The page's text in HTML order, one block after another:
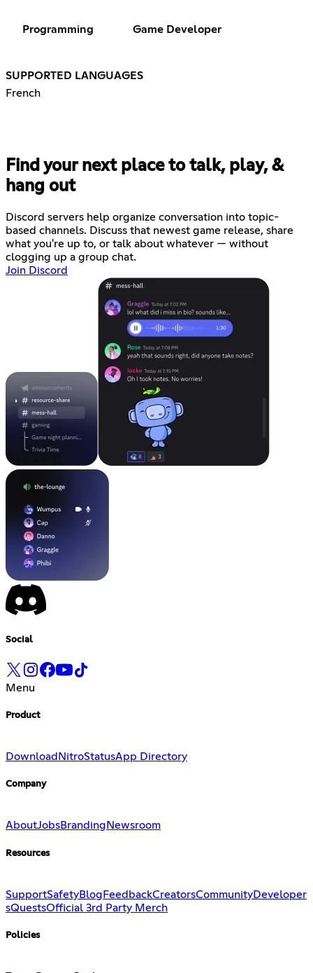
Programming Game Developer
SUPPORTED LANGUAGES
French
Find your next place to talk, play, &
hang out
Discord servers help organize conversation into topic-
based channels. Discuss that newest game release, share
what you're up to, or talk about whatever — without
clogging up a group chat.
Join Discord
Social
Menu
Product
Download NitroStatusApp Directory
Company
AboutJobsBranding Newsroom
Resources
SupportSafetyBlog FeedbackCreatorsCommunityDeveloper
sQuestsOfficial 3rd Party Merch
Policies